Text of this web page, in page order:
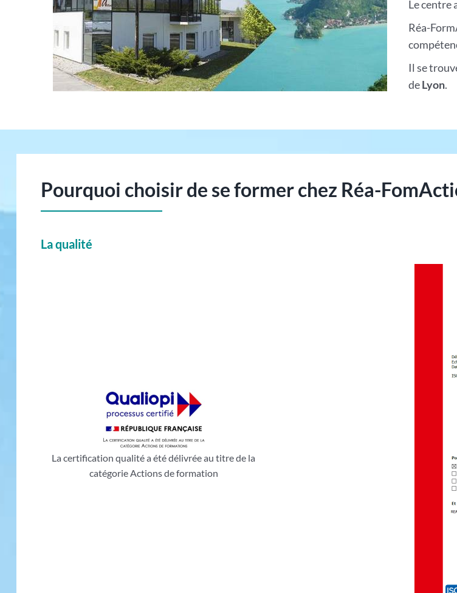
Le centre
Réa-
Il se
deLyon.
Pourquoi choisir de se former chez Réa-
La qualité
La certification qualité a été délivrée au titre de la
catégorie Actions de formation